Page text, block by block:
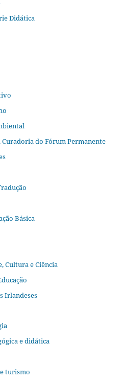
Didática
Curadoria do Fórum Permanente
Básica
Cultura e Ciência
Irlandeses
e didática
turismo